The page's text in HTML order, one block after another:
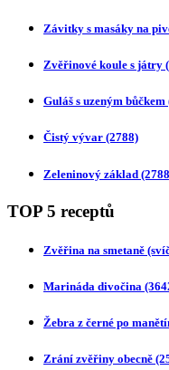
Závitky s masáky na
Zvěřinové koule s játry
Guláš s uzeným bůčkem
Čistý vývar (2788)
Zeleninový základ
TOP 5 receptů
Zvěřina na smetaně
Marináda divočina
Žebra z černé po
Zrání zvěřiny obecně